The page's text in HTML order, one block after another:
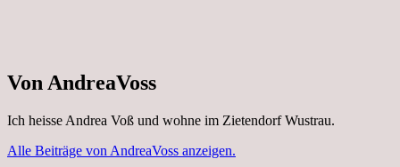
Von AndreaVoss
Ich heisse Andrea Voß und wohne im Zietendorf Wustrau.
Alle Beiträge von AndreaVoss anzeigen.